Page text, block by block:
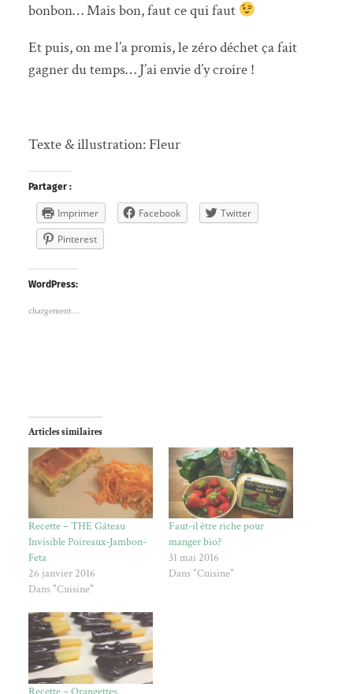
bonbon… Mais bon, faut ce qui faut
Et puis, on me l’a promis, le zéro déchet ça fait
gagner du temps… J’ai envie d’y croire !
Texte & illustration: Fleur
Partager :
Imprimer Facebook
Twitter
Pinterest
WordPress:
chargement…
Articles similaires
Recette – THE Gâteau
Invisible Poireaux-Jambon-
Feta
26 janvier 2016
Dans "Cuisine"
Faut-il être riche pour
manger bio?
31 mai 2016
Dans "Cuisine"